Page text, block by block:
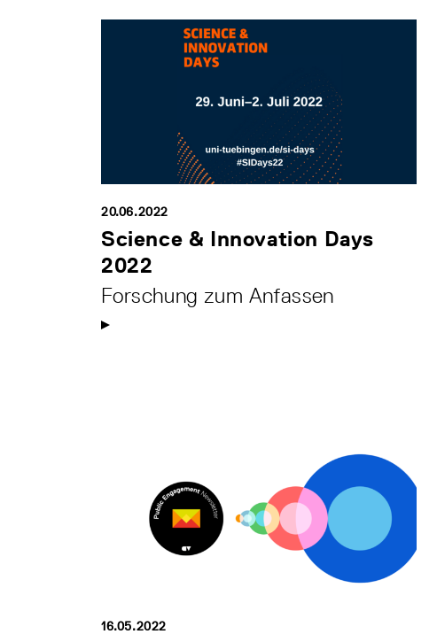
20.06.2022
Science & Innovation Days
2022
Forschung zum Anfassen
16.05.2022